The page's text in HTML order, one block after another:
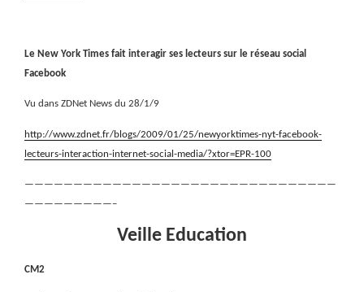
Le New York Times fait interagir ses lecteurs sur le réseau social
Facebook
Vu dans ZDNet News du 28/1/9
http://www.zdnet.fr/blogs/2009/01/25/newyorktimes-nyt-facebook-
lecteurs-interaction-internet-social-media/?xtor=EPR-100
————————————————————————————————
—————————–
Veille Education
CM2